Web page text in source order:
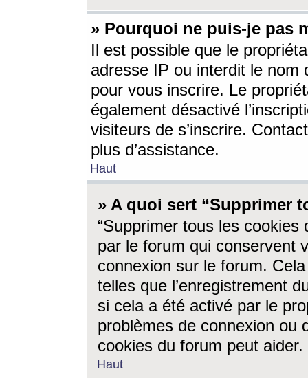
» Pourquoi ne puis-je pas
Il est possible que le
adresse IP ou interdit le nom
pour vous inscrire. Le
également désactivé
visiteurs de s’inscrire.
plus d’assistance.
Haut
» A quoi sert “Supprimer
“Supprimer tous les cookies
par le forum qui conservent
connexion sur le forum.
telles que l’enregistrement
si cela a été activé par le
problèmes de connexion ou
cookies du forum peut aider.
Haut